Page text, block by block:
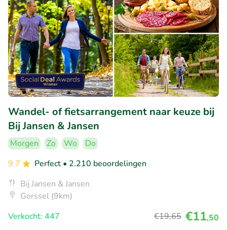
Wandel- of fietsarrangement naar keuze bij
Bij Jansen & Jansen
Morgen Zo Wo
Do
9.7
Perfect • 2.210 beoordelingen
Bij Jansen & Jansen
Gorssel (9km)
Verkocht: 447
€19,65 €11,50